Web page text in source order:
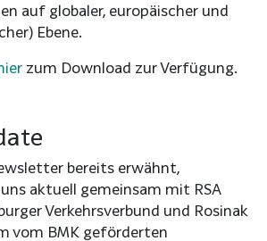
auf globaler, europäischer und
Ebene.
zum Download zur Verfügung.
bereits erwähnt,
aktuell gemeinsam mit RSA
Verkehrsverbund und Rosinak
vom BMK geförderten